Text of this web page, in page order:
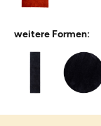
weitere Formen: